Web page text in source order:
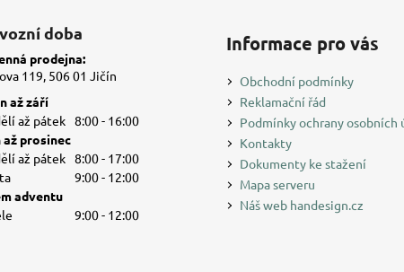
doba
prodejna:
119, 506 01 Jičín
až září
až pátek 8:00 - 16:00
až prosinec
až pátek 8:00 - 17:00
9:00 - 12:00
adventu
9:00 - 12:00
Informace pro vás
Obchodní podmínky
Reklamační řád
Podmínky ochrany osobních
Kontakty
Dokumenty ke stažení
Mapa serveru
Náš web handesign.cz